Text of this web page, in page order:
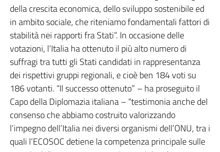
della crescita economica, dello sviluppo sostenibile ed
in ambito sociale, che riteniamo fondamentali fattori di
stabilità nei rapporti fra Stati”. In occasione delle
votazioni, l’Italia ha ottenuto il più alto numero di
suffragi tra tutti gli Stati candidati in rappresentanza
dei rispettivi gruppi regionali, e cioè ben 184 voti su
186 votanti. “Il successo ottenuto” – ha proseguito il
Capo della Diplomazia italiana – “testimonia anche del
consenso che abbiamo costruito valorizzando
l’impegno dell’Italia nei diversi organismi dell’ONU, tra i
quali l’ECOSOC detiene la competenza principale sulle